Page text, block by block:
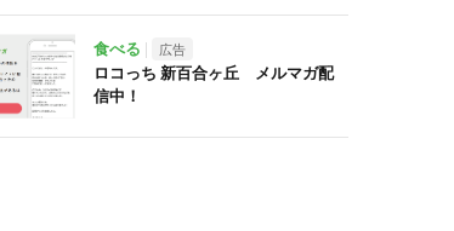
食べる 広告
ロコっち 新百合ヶ丘 メルマガ配
信中！